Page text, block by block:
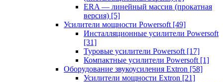
ERA — линейный массив (прокатная
версия) [5]
Усилители мощности Powersoft [49]
Инсталляционные усилители Powersoft
[31]
Туровые усилители Powersoft [17]
Компактные усилители Powersoft [1]
Оборудование звукоусиления Extron [58]
Усилители мощности Extron [21]